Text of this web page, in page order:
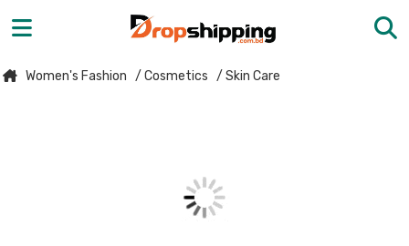
Women's Fashion / Cosmetics / Skin Care